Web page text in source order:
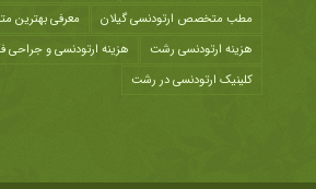
مطب متخصص ارتودنسی گیلان
معرفی بهترین
هزينه ارتودنسی رشت
هزینه ارتودنسی و جراحی
کلینیک ارتودنسی در رشت